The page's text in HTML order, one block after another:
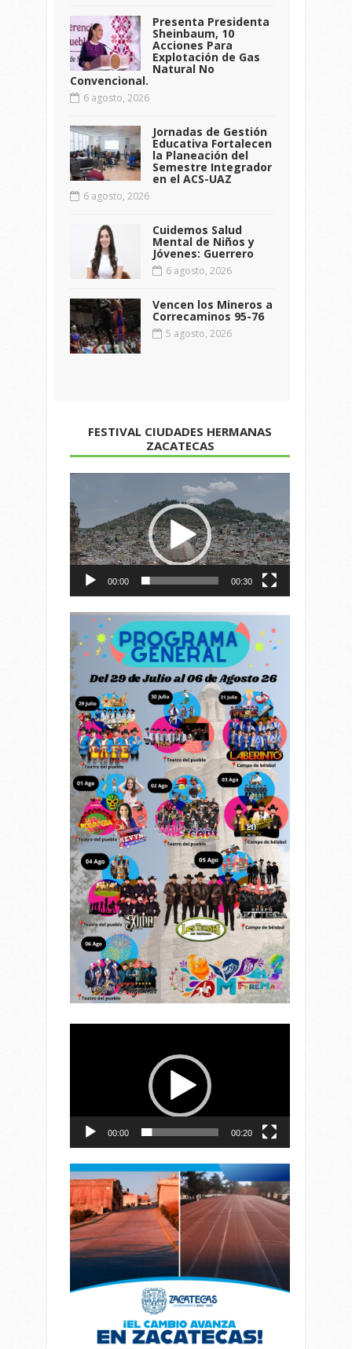
Presenta Presidenta
Sheinbaum, 10
Acciones Para
Explotación de Gas
Natural No
Convencional.
6 agosto, 2026
Jornadas de Gestión
Educativa Fortalecen
la Planeación del
Semestre Integrador
en el ACS-UAZ
6 agosto, 2026
Cuidemos Salud
Mental de Niños y
Jóvenes: Guerrero
6 agosto, 2026
Vencen los Mineros a
Correcaminos 95-76
5 agosto, 2026
FESTIVAL CIUDADES HERMANAS
ZACATECAS
de
vídeo
00:00 00:30
00:00 00:20